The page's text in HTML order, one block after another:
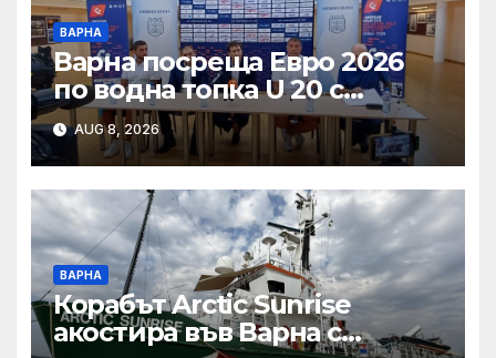
ВАРНА
Варна посреща Евро 2026
по водна топка U 20 с
отлични условия на
състезателните басейни
AUG 8, 2026
ВАРНА
Корабът Arctic Sunrise
акостира във Варна с